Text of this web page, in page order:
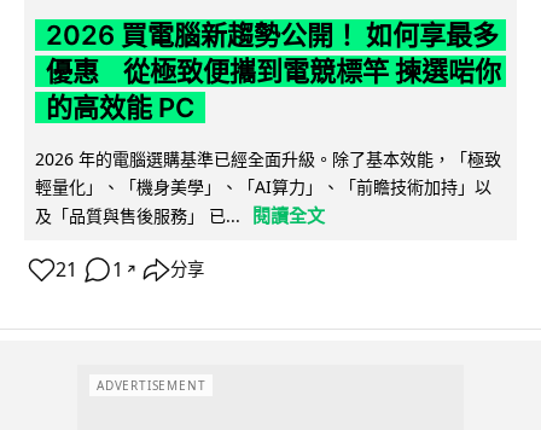
2026 買電腦新趨勢公開！ 如何享最多
優惠 從極致便攜到電競標竿 揀選啱你
的高效能 PC
2026 年的電腦選購基準已經全面升級。除了基本效能，「極致
輕量化」、「機身美學」、「AI算力」、「前瞻技術加持」以
及「品質與售後服務」 已...
閱讀全文
21 1 ↗ 分享
ADVERTISEMENT